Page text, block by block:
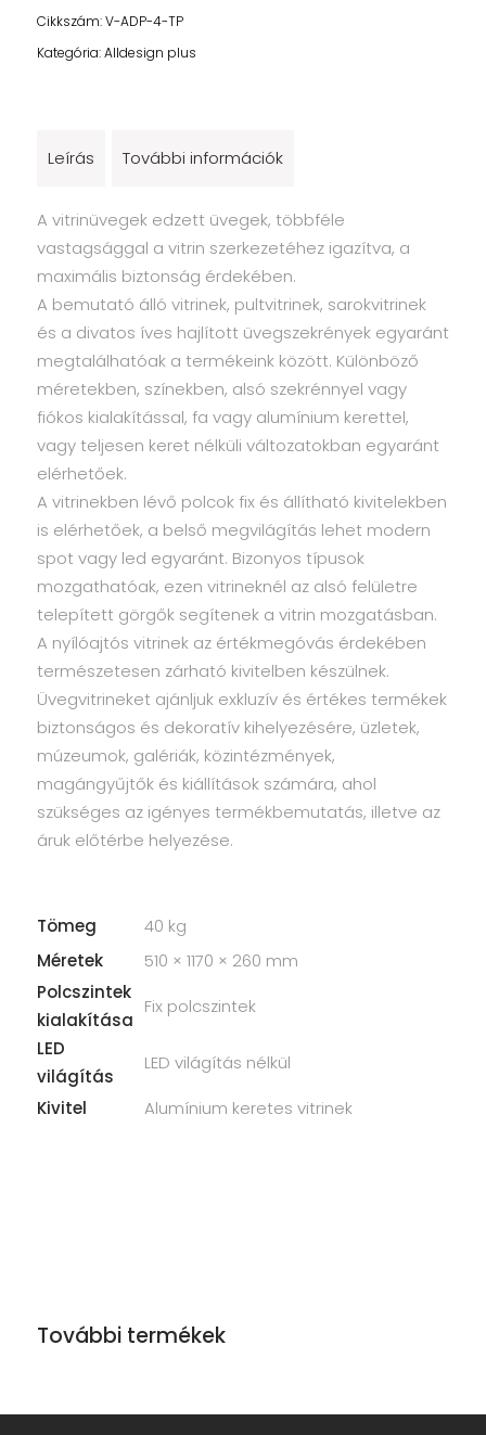
Cikkszám:V-ADP-4-TP
Kategória:Alldesign plus
Leírás További információk
A vitrinüvegek edzett üvegek, többféle
vastagsággal a vitrin szerkezetéhez igazítva, a
maximális biztonság érdekében.
A bemutató álló vitrinek, pultvitrinek, sarokvitrinek
és a divatos íves hajlított üvegszekrények egyaránt
megtalálhatóak a termékeink között. Különböző
méretekben, színekben, alsó szekrénnyel vagy
fiókos kialakítással, fa vagy alumínium kerettel,
vagy teljesen keret nélküli változatokban egyaránt
elérhetőek.
A vitrinekben lévő polcok fix és állítható kivitelekben
is elérhetőek, a belső megvilágítás lehet modern
spot vagy led egyaránt. Bizonyos típusok
mozgathatóak, ezen vitrineknél az alsó felületre
telepített görgők segítenek a vitrin mozgatásban.
A nyílóajtós vitrinek az értékmegóvás érdekében
természetesen zárható kivitelben készülnek.
Üvegvitrineket ajánljuk exkluzív és értékes termékek
biztonságos és dekoratív kihelyezésére, üzletek,
múzeumok, galériák, közintézmények,
magángyűjtők és kiállítások számára, ahol
szükséges az igényes termékbemutatás, illetve az
áruk előtérbe helyezése.
Tömeg
40 kg
Méretek
510 × 1170 × 260 mm
Polcszintek
kialakítása
Fix polcszintek
LED
világítás
LED világítás nélkül
Kivitel
Alumínium keretes vitrinek
További termékek